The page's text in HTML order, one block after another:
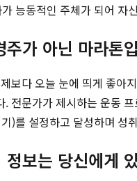
능동적인 주체가 되어
가 아닌 마라톤
보다 오늘 눈에 띄게 좋
전문가가 제시하는 운동
)를 설정하고 달성하며
보는 당신에게